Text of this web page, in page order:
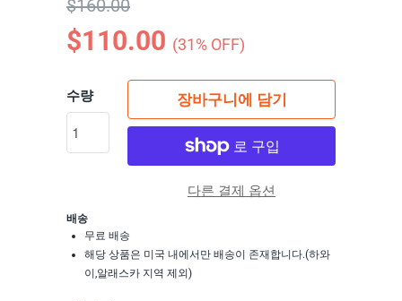
$160.00
$110.00 (31% OFF)
수량 장바구니에 담기
다른 결제 옵션
배송
무료 배송
해당 상품은 미국 내에서만 배송이 존재합니다.(하와
이,알래스카 지역 제외)